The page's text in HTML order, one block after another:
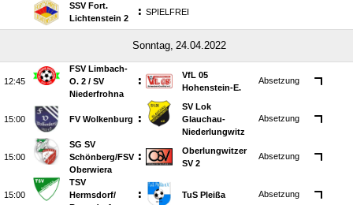
SSV Fort.
Lichtenstein 2
: SPIELFREI
 

FSV Limbach-
O. 2 /​ SV
Niederfrohna
:
VfL 05
Hohenstein-E.
Absetzung
 FV Wolkenburg :
SV Lok
Glauchau-
Niederlungwitz
Absetzung

SG SV
Schönberg/​FSV
Oberwiera
:
Oberlungwitzer
SV 2
Absetzung

TSV
Hermsdorf/​
: TuS Pleißa Absetzung